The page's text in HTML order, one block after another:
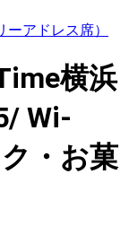
アドレス席）
横浜
Wi-
・お菓